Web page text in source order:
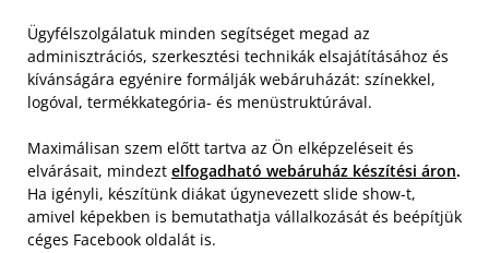
Ügyfélszolgálatuk minden segítséget megad az
adminisztrációs, szerkesztési technikák elsajátításához és
kívánságára egyénire formálják webáruházát: színekkel,
logóval, termékkategória- és menüstruktúrával.
Maximálisan szem előtt tartva az Ön elképzeléseit és
elvárásait, mindezt elfogadható webáruház készítési áron.
Ha igényli, készítünk diákat úgynevezett slide show-t,
amivel képekben is bemutathatja vállalkozását és beépítjük
céges Facebook oldalát is.